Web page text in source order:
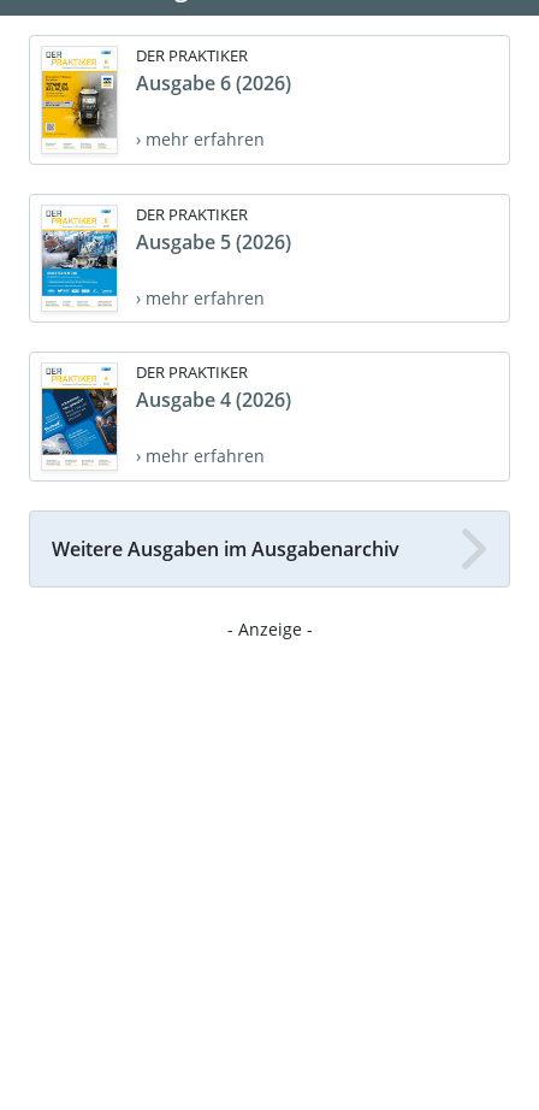
DER PRAKTIKER
Ausgabe 6 (2026)
› mehr erfahren
DER PRAKTIKER
Ausgabe 5 (2026)
› mehr erfahren
DER PRAKTIKER
Ausgabe 4 (2026)
› mehr erfahren
Weitere Ausgaben im Ausgabenarchiv
- Anzeige -